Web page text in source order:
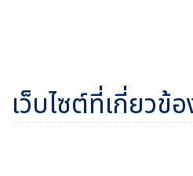
เว็บไซต์ที่เกี่ยวข้